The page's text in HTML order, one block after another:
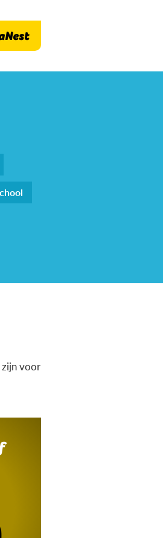
voor